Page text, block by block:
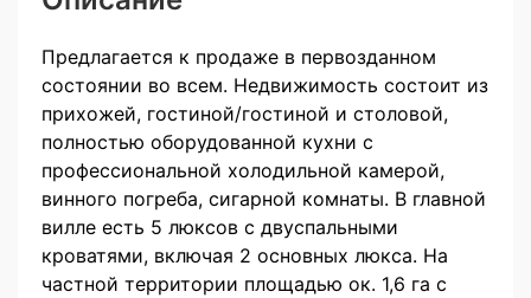
Предлагается к продаже в первозданном
состоянии во всем. Недвижимость состоит из
прихожей, гостиной/гостиной и столовой,
полностью оборудованной кухни с
профессиональной холодильной камерой,
винного погреба, сигарной комнаты. В главной
вилле есть 5 люксов с двуспальными
кроватями, включая 2 основных люкса. На
частной территории площадью ок. 1,6 га с